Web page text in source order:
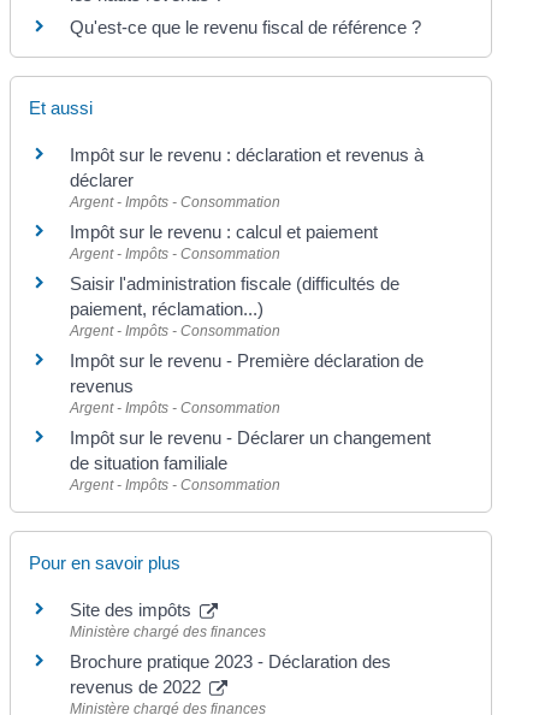
Qu'est-ce que le revenu fiscal de référence ?
Et aussi
Impôt sur le revenu : déclaration et revenus à
déclarer
Argent - Impôts - Consommation
Impôt sur le revenu : calcul et paiement
Argent - Impôts - Consommation
Saisir l'administration fiscale (difficultés de
paiement, réclamation...)
Argent - Impôts - Consommation
Impôt sur le revenu - Première déclaration de
revenus
Argent - Impôts - Consommation
Impôt sur le revenu - Déclarer un changement
de situation familiale
Argent - Impôts - Consommation
Pour en savoir plus
Site des impôts
Ministère chargé des finances
Brochure pratique 2023 - Déclaration des
revenus de 2022
Ministère chargé des finances